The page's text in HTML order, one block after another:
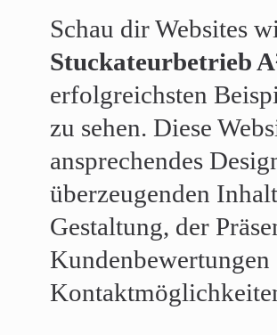
Schau dir Websites
Stuckateurbetrieb
erfolgreichsten
zu sehen. Diese
ansprechendes
überzeugenden
Gestaltung, der